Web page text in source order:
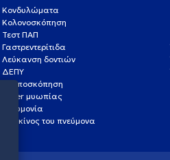
Κονδυλώματα
Κολονοσκόπηση
Τεστ ΠΑΠ
Γαστρεντερίτιδα
Λεύκανση δοντιών
ΔΕΠΥ
Κολποσκόπηση
Laser μυωπίας
Πνευμονία
Καρκίνος του πνεύμονα